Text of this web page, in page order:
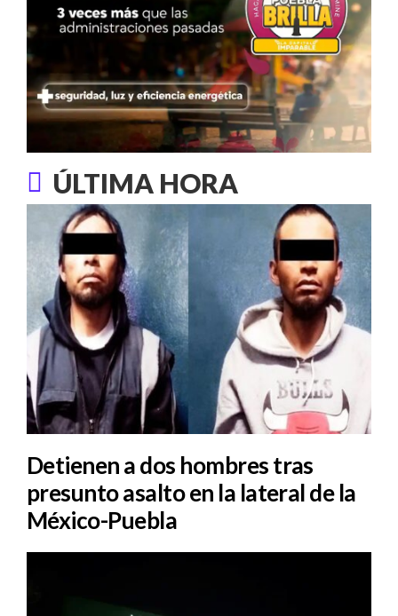
ÚLTIMA HORA
Detienen a dos hombres tras
presunto asalto en la lateral de la
México-Puebla